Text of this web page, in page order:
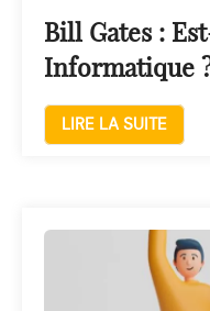
Bill Gates :
Informatique
LIRE LA SUITE